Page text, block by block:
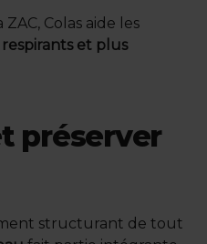
Colas aide les
et plus
préserver
structurant de tout